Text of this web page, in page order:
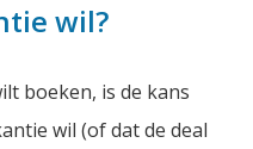
wil?
boeken, is de kans
wil (of dat de deal